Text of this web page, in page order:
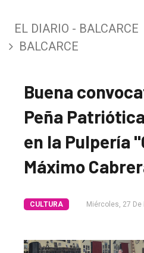
El
EL DIARIO - BALCARCE
BALCARCE
Buena
Peña
en la Pulpería
Máximo
CULTURA Miércoles, 27 De